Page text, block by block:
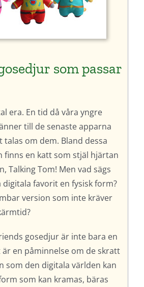
som passar
era. En tid då våra yngre
till de senaste apparna
talas om dem. Bland dessa
finns en katt som stjäl hjärtan
Talking Tom! Men vad sägs
favorit en fysisk form?
version som inte kräver
gosedjur är inte bara en
är en påminnelse om de skratt
som den digitala världen kan
som kan kramas, bäras